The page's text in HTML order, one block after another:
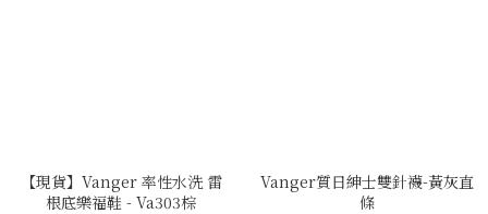
【現貨】Vanger 率性水洗 雷
根底樂福鞋 - Va303棕
Vanger質日紳士雙針襪-黃灰直
條